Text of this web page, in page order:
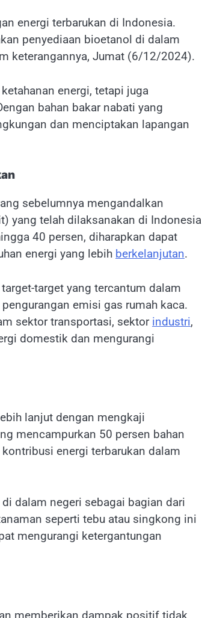
energi terbarukan di Indonesia.
penyediaan bioetanol di dalam
keterangannya, Jumat (6/12/2024).
energi, tetapi juga
bahan bakar nabati yang
dan menciptakan lapangan
sebelumnya mengandalkan
yang telah dilaksanakan di Indonesia
40 persen, diharapkan dapat
energi yang lebih berkelanjutan.
target yang tercantum dalam
emisi gas rumah kaca.
sektor transportasi, sektor industri,
domestik dan mengurangi
lanjut dengan mengkaji
mencampurkan 50 persen bahan
energi terbarukan dalam
dalam negeri sebagai bagian dari
seperti tebu atau singkong ini
mengurangi ketergantungan
memberikan dampak positif tidak